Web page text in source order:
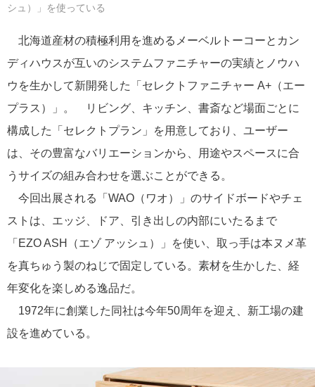
シュ）」を使っている
北海道産材の積極利用を進めるメーベルトーコーとカン
ディハウスが互いのシステムファニチャーの実績とノウハ
ウを生かして新開発した「セレクトファニチャー A+（エー
プラス）」。 リビング、キッチン、書斎など場面ごとに
構成した「セレクトプラン」を用意しており、ユーザー
は、その豊富なバリエーションから、用途やスペースに合
うサイズの組み合わせを選ぶことができる。
今回出展される「WAO（ワオ）」のサイドボードやチェ
ストは、エッジ、ドア、引き出しの内部にいたるまで
「EZO ASH（エゾ アッシュ）」を使い、取っ手は本ヌメ革
を真ちゅう製のねじで固定している。素材を生かした、経
年変化を楽しめる逸品だ。
1972年に創業した同社は今年50周年を迎え、新工場の建
設を進めている。